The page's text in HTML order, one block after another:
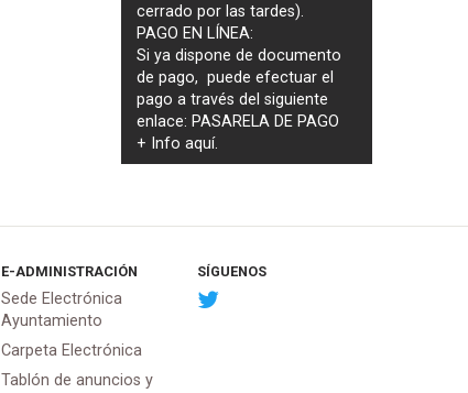
cerrado por las tardes).
PAGO EN LÍNEA:
Si ya dispone de documento
de pago, puede efectuar el
pago a través del siguiente
enlace: PASARELA DE PAGO
+ Infoaquí.
E-ADMINISTRACIÓN
Sede Electrónica
Ayuntamiento
Carpeta Electrónica
Tablón de anuncios y
SÍGUENOS